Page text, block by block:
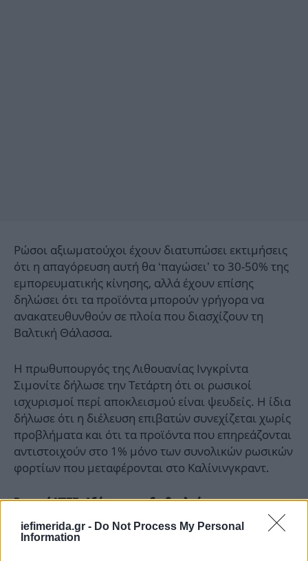
iefimerida.gr - Do Not Process My Personal
Information
Ρώσοι αξιωματούχοι έχουν διατυπώσει εκτιμήσεις
ότι η απαγόρευση αυτή θα ‘παγώσει’ το 30-50% της
εμπορευματικής κίνησης, αλλά έχουν επίσης
δηλώσει ότι τα προϊόντα μπορούν γρήγορα να
ανακατευθυνθούν σε πλοία που διασχίζουν τη
Βαλτική Θάλασσα.
Η πρωθυπουργός της Λιθουανίας Ινγκρίντα
Σιμονίτε δήλωσε την Τετάρτη ότι οι ρωσικοί
ισχυρισμοί περί αποκλεισμού είναι ψευδείς. Η ίδια
δήλωσε ότι η διέλευση επιβατών συνεχίζεται χωρίς
προβλήματα και ότι τα προϊόντα που επηρεάζονται
αντιστοιχούν στο 1% μόνο των συνολικών ρωσικών
φορτίων που μεταφέρονται στο Καλίνινγκραντ.
Ρωσικό ΥΠΕΞ: Αδύνατες οι διαβουλεύσεις με
Ουάσινγκτον